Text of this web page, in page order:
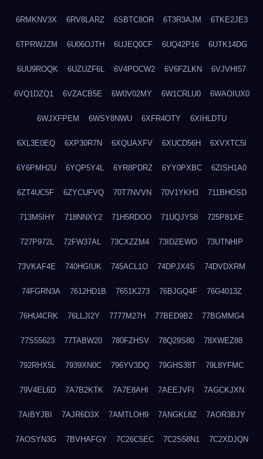
6RMKNV3X 6RV8LARZ 6SBTC8OR 6T3R3AJM 6TKE2JE3
6TPRWJZM 6U06OJTH 6UJEQ0CF 6UQ42P16 6UTK14DG
6UU9ROQK 6UZUZF6L 6V4POCW2 6V6FZLKN 6VJVHI57
6VQ1DZQ1 6VZACB5E 6W0V02MY 6W1CRLU0 6WAOIUX0
6WJXFPEM 6WSY8NWU 6XFR4OTY 6XIHLDTU
6XL3E0EQ 6XP30R7N 6XQUAXFV 6XUCD56H 6XVXTC5I
6Y6PMH2U 6YQP5Y4L 6YR8PDRZ 6YY0PXBC 6ZISH1A0
6ZT4UC5F 6ZYCUFVQ 70T7NVVN 70V1YKH3 711BHOSD
713M5IHY 718NNXY2 71H5RDOO 71UQJY58 725P81XE
727P972L 72FW37AL 73CXZZM4 73IDZEWO 73UTNHIP
73VKAF4E 740HGIUK 745ACL1O 74DPJX4S 74DVDXRM
74FGRN3A 7612HD1B 7651K273 76BJGQ4F 76G4013Z
76HU4CRK 76LLJI2Y 7777M27H 77BED9B2 77BGMMG4
77S55623 77TABW20 780FZHSV 78Q29S80 78XWEZ88
792RHX5L 7939XN0C 796YV3DQ 79GHS38T 79L8YFMC
79V4EL6D 7A7B2KTK 7A7E8AHI 7AEEJVFI 7AGCKJXN
7AIBYJBI 7AJR6D3X 7AMTLOH9 7ANGKL8Z 7AOR3BJY
7AOSYN3G 7BVHAFGY 7C26C5EC 7C2S58N1 7C2XDJQN